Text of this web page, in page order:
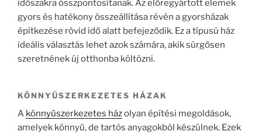
időszakra összpontosítanak. Az előregyártott elemek
gyors és hatékony összeállítása révén a gyorsházak
építkezése rövid idő alatt befejeződik. Ez a típusú ház
ideális választás lehet azok számára, akik sürgősen
szeretnének új otthonba költözni.
KÖNNYŰSZERKEZETES HÁZAK
A könnyűszerkezetes házolyan építési megoldások,
amelyek könnyű, de tartós anyagokból készülnek. Ezek